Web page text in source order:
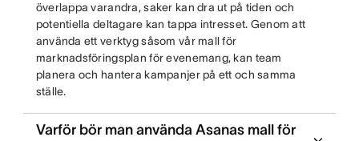
överlappa varandra, saker kan dra ut på tiden och
potentiella deltagare kan tappa intresset. Genom att
använda ett verktyg såsom vår mall för
marknadsföringsplan för evenemang, kan team
planera och hantera kampanjer på ett och samma
ställe.
Varför bör man använda Asanas mall för